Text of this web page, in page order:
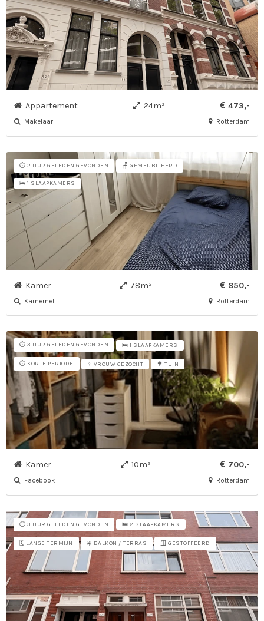
Appartement 24m² 473,-
Makelaar Rotterdam
⏱️ 2 UUR GELEDEN GEVONDEN 🪑 GEMEUBILEERD
🛌 1 SLAAPKAMERS
Kamer 78m² 850,-
Kamernet Rotterdam
⏱️ 3 UUR GELEDEN GEVONDEN 🛌 1 SLAAPKAMERS
⏱️ KORTE PERIODE ♀ VROUW GEZOCHT 🌳 TUIN
Kamer 10m² 700,-
Facebook Rotterdam
⏱️ 3 UUR GELEDEN GEVONDEN 🛌 2 SLAAPKAMERS
🗓️ LANGE TERMIJN ☀️ BALKON / TERRAS 🪟 GESTOFFEERD